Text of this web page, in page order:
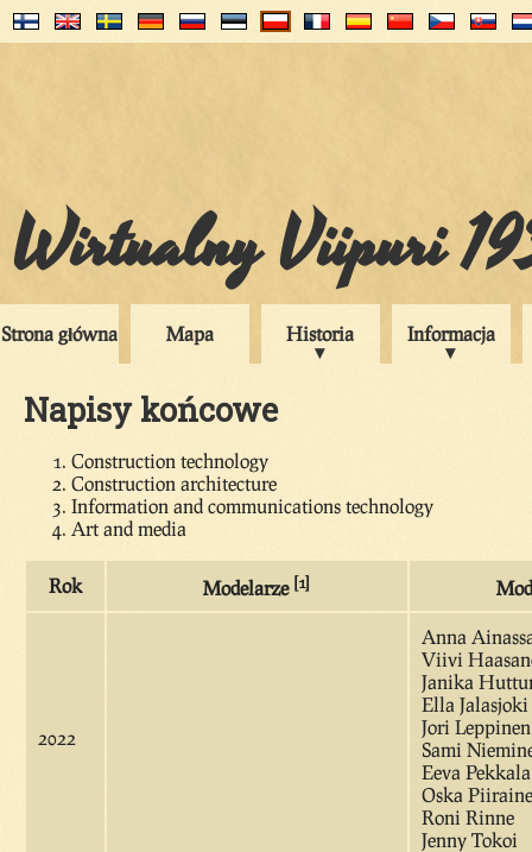
Wirtualny Viipuri
Strona główna Mapa Historia Informacja
Napisy końcowe
Construction technology
Construction architecture
Information and communications technology
Art and media
Rok Modelarze [1]
2022
Anna
Viivi
Janika
Ella Jalasjoki
Jori Leppinen
Sami
Eeva Pekkala
Oska
Roni Rinne
Jenny Tokoi